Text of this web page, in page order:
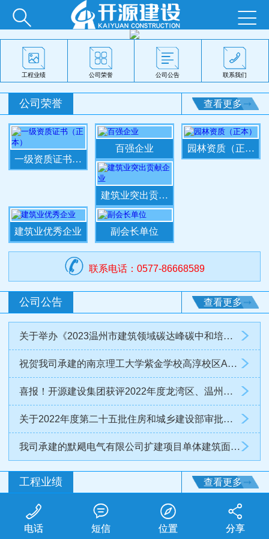
 

工程业绩

公司荣誉

公司公告

联系我们
公司荣誉 查看更多
一级资质证书（正本）
百强企业 园林资质（正本）
建筑业突出贡献企业
建筑业优秀企业 副会长单位
 联系电话： 0577-86668589
公司公告 查看更多

关于举办《2023温州市建筑领域碳达峰碳中和培训暨绿色

祝贺我司承建的南京理工大学紫金学校高淳校区A1公共实

喜报！开源建设集团获评2022年度龙湾区、温州高新区（

关于2022年度第二十五批住房和城乡建设部审批权限下放

我司承建的默飓电气有限公司扩建项目单体建筑面积约9
工程业绩 查看更多

电话

短信

位置

分享